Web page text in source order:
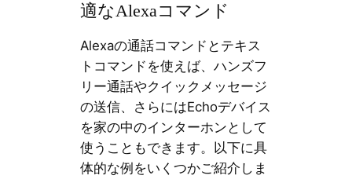
適なAlexaコマンド
Alexaの通話コマンドとテキス
トコマンドを使えば、ハンズフ
リー通話やクイックメッセージ
の送信、さらにはEchoデバイス
を家の中のインターホンとして
使うこともできます。以下に具
体的な例をいくつかご紹介しま